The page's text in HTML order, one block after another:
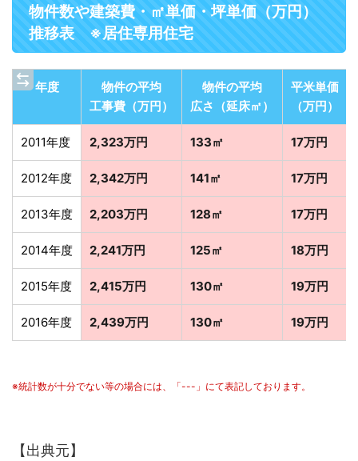
物件数や建築費・㎡単価・坪単価（万円）
推移表 ※居住専用住宅
年度
物件の平均
工事費（万円）
物件の平均
広さ（延床㎡）
平米単価
（万円）
2011年度 2,323万円 133㎡ 17万円
2012年度 2,342万円 141㎡ 17万円
2013年度 2,203万円 128㎡ 17万円
2014年度 2,241万円 125㎡ 18万円
2015年度 2,415万円 130㎡ 19万円
2016年度 2,439万円 130㎡ 19万円
※統計数が十分でない等の場合には、「---」にて表記しております。
【出典元】